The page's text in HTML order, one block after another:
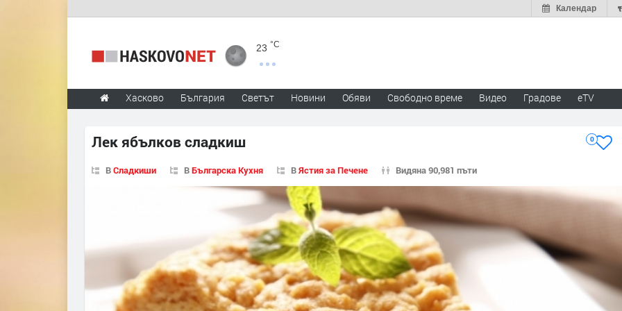
Календар
23 °C
Хасково България Светът Новини Обяви Свободно време Видео Градове eTV
Лек ябълков сладкиш 0
ВСладкиши ВБългарска Кухня ВЯстия за Печене Видяна 90,981 пъти